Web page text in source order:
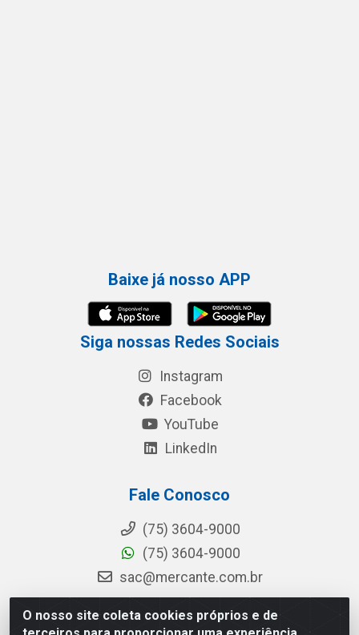
O nosso site coleta cookies próprios e de
Baixe já nosso APP
Siga nossas Redes Sociais
Instagram
Facebook
YouTube
LinkedIn
Fale Conosco
(75) 3604-9000
(75) 3604-9000
sac@mercante.com.br